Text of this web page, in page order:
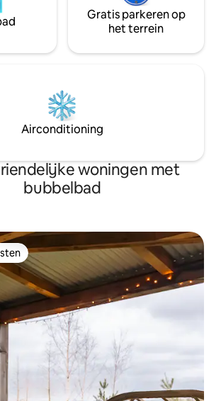
Gratis parkeren op
het terrein
Airconditioning
woningen met
bubbelbad